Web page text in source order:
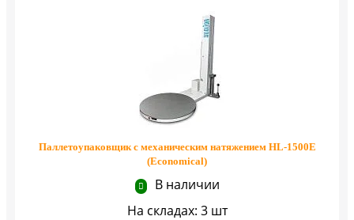
Паллетоупаковщик с механическим натяжением HL-1500E
(Economical)
В наличии
На складах: 3 шт